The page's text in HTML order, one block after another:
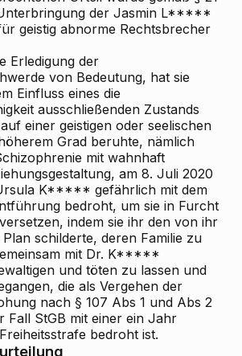
der Jasmin L*****
geistig abnorme Rechtsbrecher
Erledigung der
von Bedeutung, hat sie
Einfluss eines die
ausschließenden Zustands
einer geistigen oder seelischen
Grad beruhte, nämlich
mit wahnhaft
am 8. Juli 2020
K***** gefährlich mit dem
bedroht, um sie in Furcht
indem sie ihr den von ihr
schilderte, deren Familie zu
mit Dr. K*****
und töten zu lassen und
die als Vergehen der
nach § 107 Abs 1 und Abs 2
Fall StGB mit einer ein Jahr
bedroht ist.